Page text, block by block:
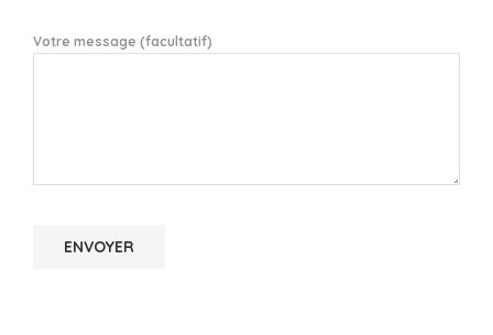
Votre message (facultatif)